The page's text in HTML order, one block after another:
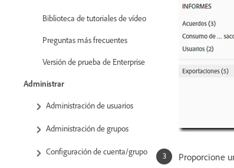
Biblioteca de tutoriales de vídeo
Preguntas más frecuentes
Versión de prueba de Enterprise
Administrar
Administración de usuarios
Administración de grupos
Configuración de cuenta/grupo Proporcione